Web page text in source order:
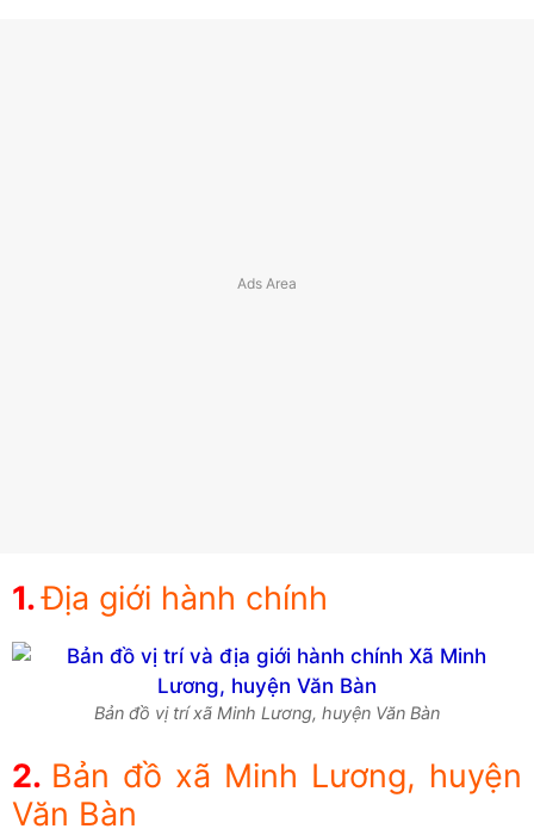
Địa giới hành chính
Bản đồ vị trí xã Minh Lương, huyện Văn Bàn
Bản đồ xã Minh Lương, huyện
Văn Bàn